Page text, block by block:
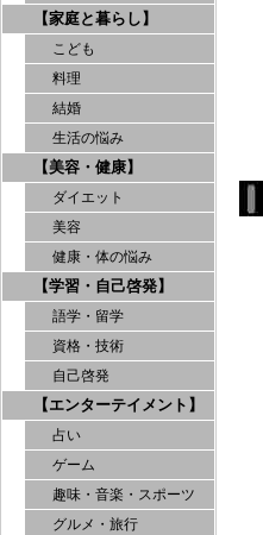
【家庭と暮らし】
こども
料理
結婚
生活の悩み
【美容・健康】
ダイエット
美容
健康・体の悩み
【学習・自己啓発】
語学・留学
資格・技術
自己啓発
【エンターテイメント】
占い
ゲーム
趣味・音楽・スポーツ
グルメ・旅行